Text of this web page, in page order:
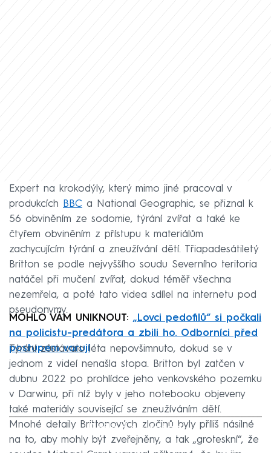
Expert na krokodýly, který mimo jiné pracoval v
produkcích BBC a National Geographic, se přiznal k
56 obviněním ze sodomie, týrání zvířat a také ke
čtyřem obviněním z přístupu k materiálům
zachycujícím týrání a zneužívání dětí. Třiapadesátiletý
Britton se podle nejvyššího soudu Severního teritoria
natáčel při mučení zvířat, dokud téměř všechna
nezemřela, a poté tato videa sdílel na internetu pod
pseudonymy.
MOHLO VÁM UNIKNOUT: „Lovci pedofilů“ si počkali
na policistu-predátora a zbili ho. Odborníci před
postupem varují
Týrání zůstávalo léta nepovšimnuto, dokud se v
jednom z videí nenašla stopa. Britton byl zatčen v
dubnu 2022 po prohlídce jeho venkovského pozemku
v Darwinu, při níž byly v jeho notebooku objeveny
také materiály související se zneužíváním dětí.
Failed to fetch
Mnohé detaily Brittonových zločinů byly příliš násilné
na to, aby mohly být zveřejněny, a tak „groteskní“, že